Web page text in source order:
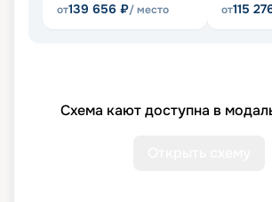
от139 656 ₽/ место
от115
Схема кают доступна в